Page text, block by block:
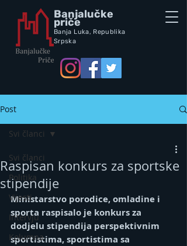
Banjalučke
priče
Banja Luka, Republika
Srpska
Post
Svi članci
Politika
Vijesti
Intervju
Kolumna
Svi članci
Raspisan konkurs za sportske
stipendije
Ministarstvo porodice, omladine i
sporta raspisalo je konkurs za
dodjelu stipendija perspektivnim
sportistima, sportistima sa